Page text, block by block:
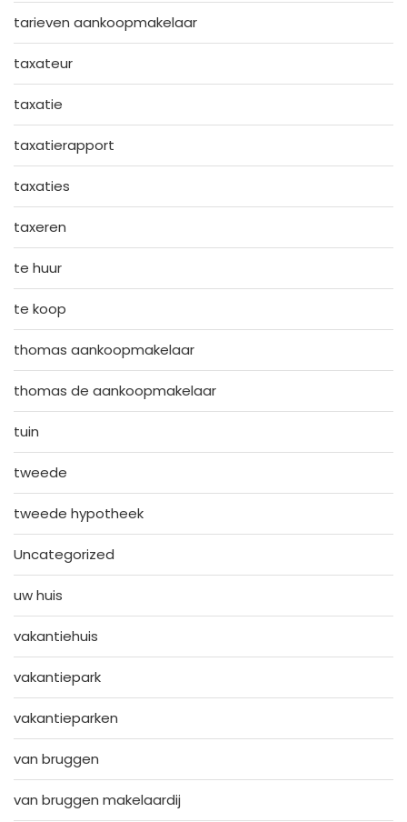
tarieven aankoopmakelaar
taxateur
taxatie
taxatierapport
taxaties
taxeren
te huur
te koop
thomas aankoopmakelaar
thomas de aankoopmakelaar
tuin
tweede
tweede hypotheek
Uncategorized
uw huis
vakantiehuis
vakantiepark
vakantieparken
van bruggen
van bruggen makelaardij